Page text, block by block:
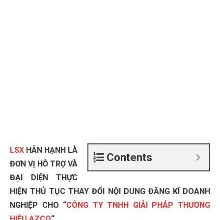
Contents
LSX HÂN HẠNH LÀ
ĐƠN VỊ HỖ TRỢ VÀ
ĐẠI DIỆN THỰC
HIỆN THỦ TỤC THAY ĐỔI NỘI DUNG ĐĂNG KÍ DOANH
NGHIỆP CHO “CÔNG TY TNHH GIẢI PHÁP THƯƠNG